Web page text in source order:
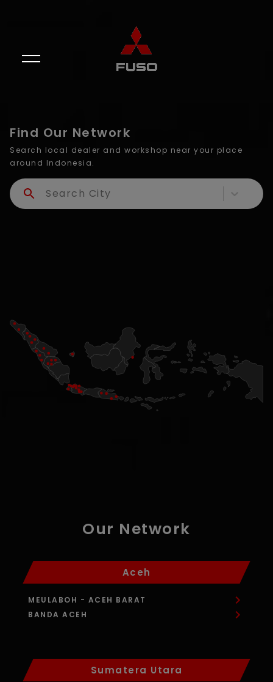
Find Our Network
Search local dealer and workshop near your place
around Indonesia.
Search City
Our Network
Aceh
MEULABOH - ACEH BARAT
BANDA ACEH
Sumatera Utara